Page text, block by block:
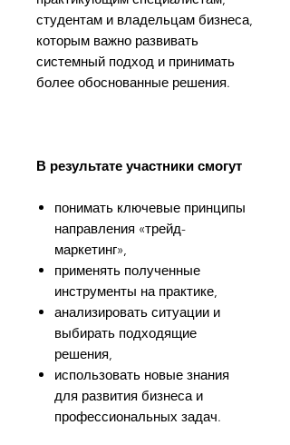
студентам и владельцам бизнеса,
которым важно развивать
системный подход и принимать
более обоснованные решения.
В результате участники смогут
понимать ключевые принципы
направления «трейд-
маркетинг»,
применять полученные
инструменты на практике,
анализировать ситуации и
выбирать подходящие
решения,
использовать новые знания
для развития бизнеса и
профессиональных задач.